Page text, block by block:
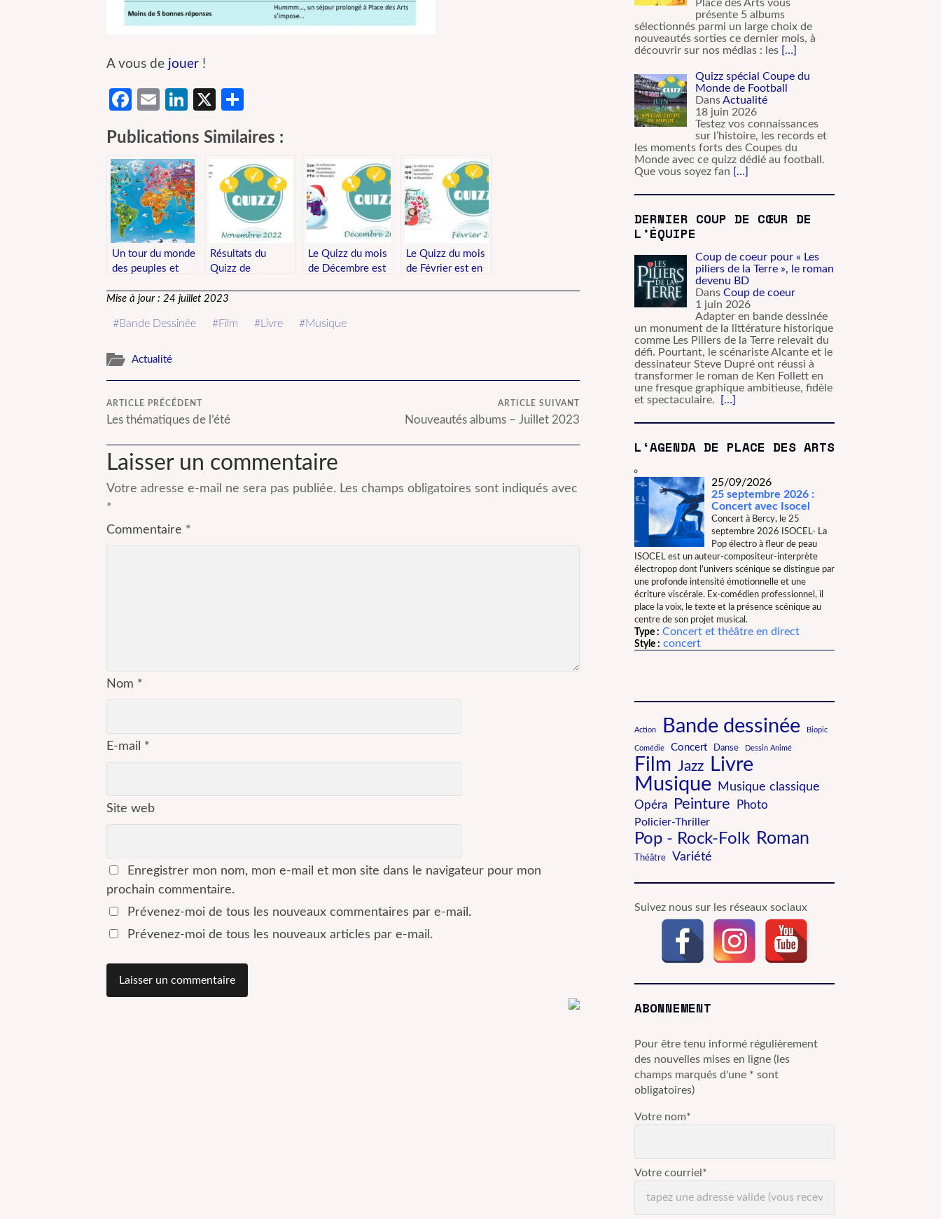
A vous de jouer !
Facebook
EmailLinkedIn
X
Publications Similaires :
Un tour du monde
des peuples et
Résultats du
Quizz de
Le Quizz du mois
de Décembre est
Le Quizz du mois
de Février est en
Mise à jour : 24 juillet 2023
Bande Dessinée Film Livre Musique
Actualité
ARTICLE PRÉCÉDENT
Les thématiques de l’été
ARTICLE SUIVANT
Nouveautés albums – Juillet 2023
Laisser un commentaire
Votre adresse e-mail ne sera pas publiée. Les champs obligatoires sont indiqués avec
*
Commentaire *
Nom *
E-mail *
Site web
Enregistrer mon nom, mon e-mail et mon site dans le navigateur pour mon
prochain commentaire.
Prévenez-moi de tous les nouveaux commentaires par e-mail.
Prévenez-moi de tous les nouveaux articles par e-mail.
Place des Arts vous
présente 5 albums
sélectionnés parmi un large choix de
nouveautés sorties ce dernier mois, à
découvrir sur nos médias : les […]
Quizz spécial Coupe du
Monde de Football
DansActualité
18 juin 2026
Testez vos connaissances
sur l’histoire, les records et
les moments forts des Coupes du
Monde avec ce quizz dédié au football.
Que vous soyez fan […]
DERNIER COUP DE CŒUR DE
L’ÉQUIPE
Coup de coeur pour « Les
piliers de la Terre », le roman
devenu BD
Dans Coup de coeur
1 juin 2026
Adapter en bande dessinée
un monument de la littérature historique
comme Les Piliers de la Terre relevait du
défi. Pourtant, le scénariste Alcante et le
dessinateur Steve Dupré ont réussi à
transformer le roman de Ken Follett en
une fresque graphique ambitieuse, fidèle
et spectaculaire.
[…]
L‘AGENDA DE PLACE DES ARTS
25/09/2026
25 septembre 2026 :
Concert avec Isocel
Concert à Bercy, le 25
septembre 2026 ISOCEL- La
Pop électro à fleur de peau
ISOCEL est un auteur-compositeur-interprète
électropop dont l’univers scénique se distingue par
une profonde intensité émotionnelle et une
écriture viscérale. Ex-comédien professionnel, il
place la voix, le texte et la présence scénique au
centre de son projet musical.
Type : Concert et théâtre en direct
Style : concert
Action Bande dessinée Biopic
Comédie Concert Danse Dessin Animé
Film Jazz Livre
Musique Musique classique
Opéra Peinture Photo
Policier-Thriller
Pop - Rock-Folk Roman
Théâtre Variété
Suivez nous sur les réseaux sociaux
ABONNEMENT
Pour être tenu informé régulièrement
des nouvelles mises en ligne (les
champs marqués d'une * sont
obligatoires)
Votre nom*
Votre courriel*